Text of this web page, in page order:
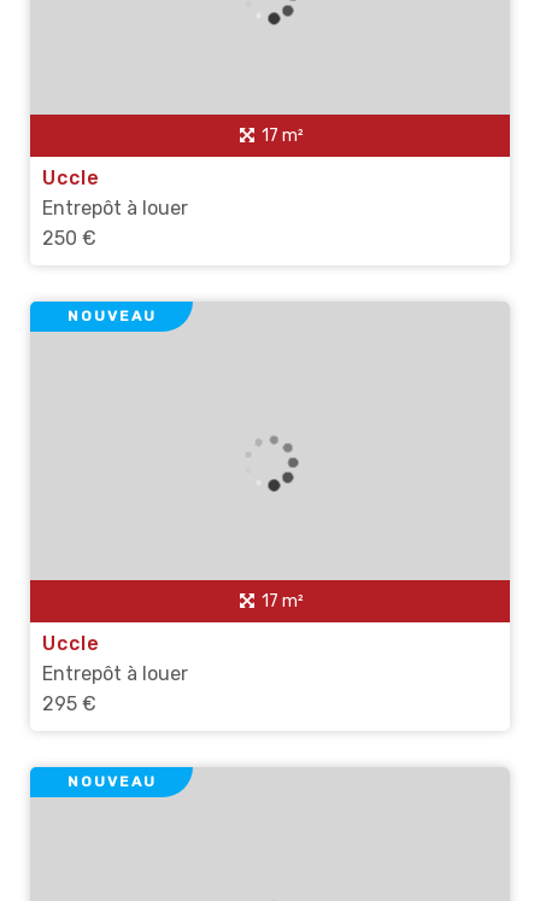
17 m²
Uccle
Entrepôt à louer
250 €
17 m²
NOUVEAU
Uccle
Entrepôt à louer
295 €
NOUVEAU